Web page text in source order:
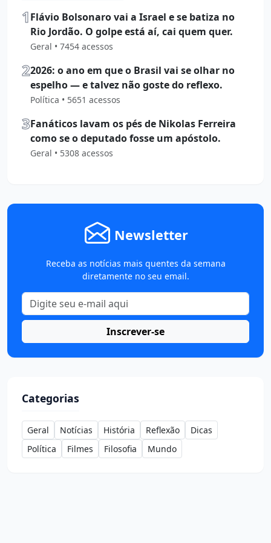
1Flávio Bolsonaro vai a Israel e se batiza no
Rio Jordão. O golpe está aí, cai quem quer.
Geral • 7454 acessos
22026: o ano em que o Brasil vai se olhar no
espelho — e talvez não goste do reflexo.
Política • 5651 acessos
3Fanáticos lavam os pés de Nikolas Ferreira
como se o deputado fosse um apóstolo.
Geral • 5308 acessos
Newsletter
Receba as notícias mais quentes da semana
diretamente no seu email.
Inscrever-se
Categorias
Geral Notícias História Reflexão
Dicas
Política
Filmes Filosofia Mundo